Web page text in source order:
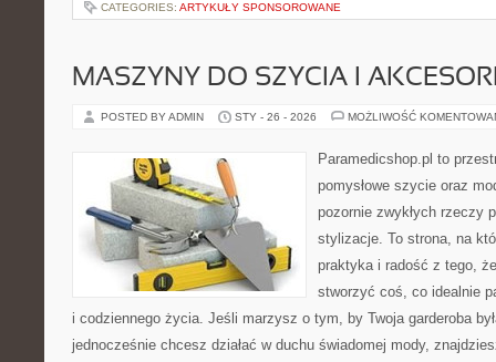
CATEGORIES: ARTYKUŁY SPONSOROWANE
MASZYNY DO SZYCIA I
POSTED BY ADMIN STY - 26 - 2026 MOŻLIWOŚĆ
Paramedicshop.pl to
pomysłowe szycie oraz
pozornie zwykłych rzeczy
stylizacje. To strona, na
praktyka i radość z tego,
stworzyć coś, co idealnie
i codziennego życia. Jeśli marzysz o tym, by Twoja garderoba
jednocześnie chcesz działać w duchu świadomej mody,